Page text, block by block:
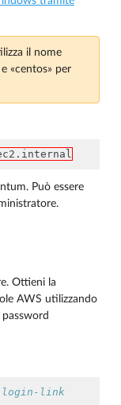
il nome
«centos» per
Può essere
Ottieni la
AWS utilizzando
login-link